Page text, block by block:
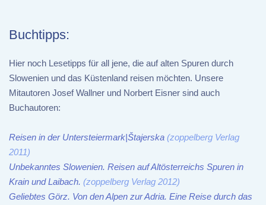
Buchtipps:
Hier noch Lesetipps für all jene, die auf alten Spuren durch
Slowenien und das Küstenland reisen möchten. Unsere
Mitautoren Josef Wallner und Norbert Eisner sind auch
Buchautoren:
Reisen in der Untersteiermark|Štajerska (zoppelberg Verlag
2011)
Unbekanntes Slowenien. Reisen auf Altösterreichs Spuren in
Krain und Laibach. (zoppelberg Verlag 2012)
Geliebtes Görz. Von den Alpen zur Adria. Eine Reise durch das